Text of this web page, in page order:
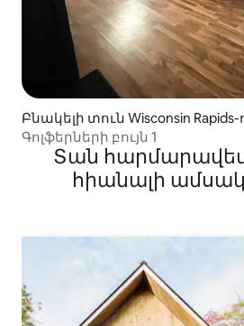
Բնակելի տուն Wisconsin Rapids-
Գոլֆերների բույն 1
Տան
հիանալի